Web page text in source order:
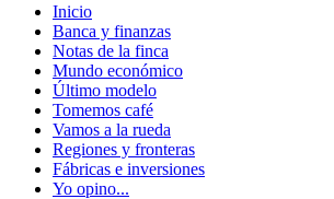
Inicio
Banca y finanzas
Notas de la finca
Mundo económico
Último modelo
Tomemos café
Vamos a la rueda
Regiones y fronteras
Fábricas e inversiones
Yo opino...